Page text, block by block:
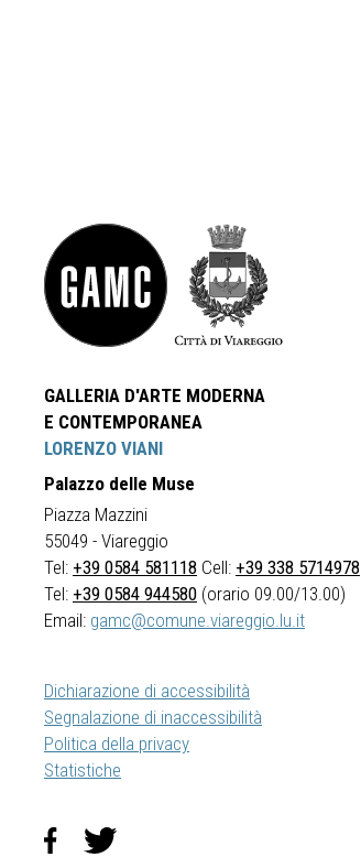
GALLERIA D'ARTE MODERNA
E CONTEMPORANEA
LORENZO VIANI
Palazzo delle Muse
Piazza Mazzini
55049 - Viareggio
Tel: +39 0584 581118 Cell: +39 338 5714978
Tel: +39 0584 944580 (orario 09.00/13.00)
Email: gamc@comune.viareggio.lu.it
Dichiarazione di accessibilità
Segnalazione di inaccessibilità
Politica della privacy
Statistiche